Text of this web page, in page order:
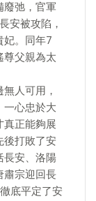
廢弛，官軍
安被攻陷，
妃。同年7
尊父親為太
人可用，
一心忠於大
真正能夠展
後打敗了安
長安、洛陽
肅宗迎回長
底平定了安